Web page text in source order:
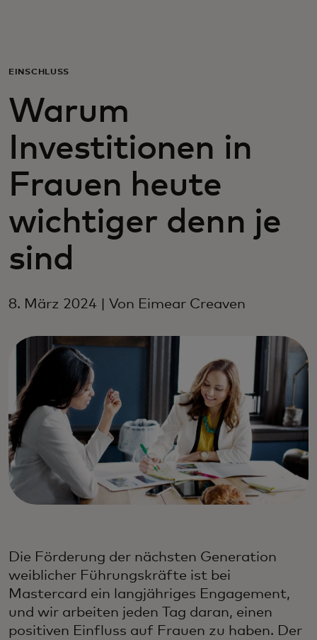
Für Unternehmen
Für die Welt
Für Innovatoren
Neuigkeiten und Trends
EINSCHLUSS
Warum
Investitionen in
Frauen heute
wichtiger denn je
sind
8. März 2024 | Von Eimear Creaven
Die Förderung der nächsten Generation
weiblicher Führungskräfte ist bei
Mastercard ein langjähriges Engagement,
und wir arbeiten jeden Tag daran, einen
positiven Einfluss auf Frauen zu haben. Der